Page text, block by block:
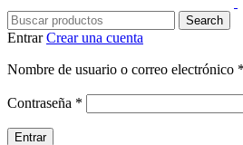
Search
EntrarCrear una cuenta
Nombre de usuario o correo electrónico *
Contraseña *
Entrar